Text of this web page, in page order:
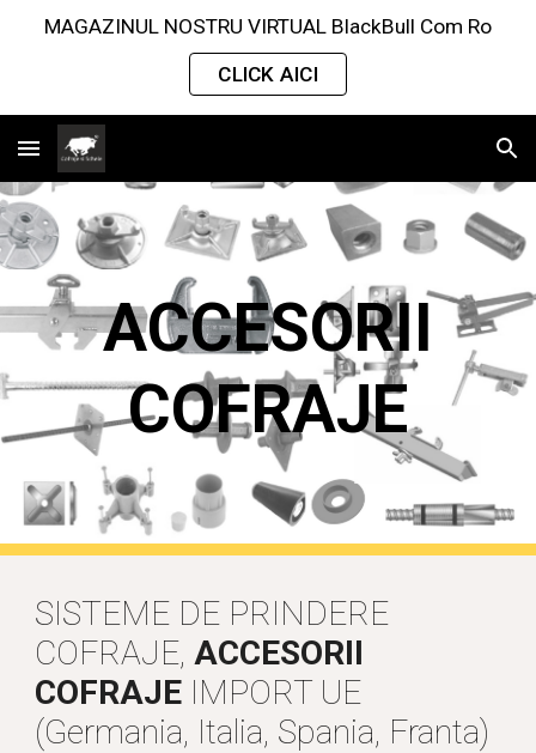
MAGAZINUL NOSTRU VIRTUAL BlackBull Com Ro
CLICK AICI
ACCESORII
COFRAJE
SISTEME DE PRINDERE
COFRAJE,ACCESORII
COFRAJE IMPORT UE
(Germania, Italia, Spania, Franta)